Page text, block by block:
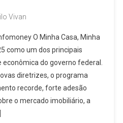
Vivan
O Minha Casa, Minha
como um dos principais
do governo federal.
diretrizes, o programa
recorde, forte adesão
o mercado imobiliário, a